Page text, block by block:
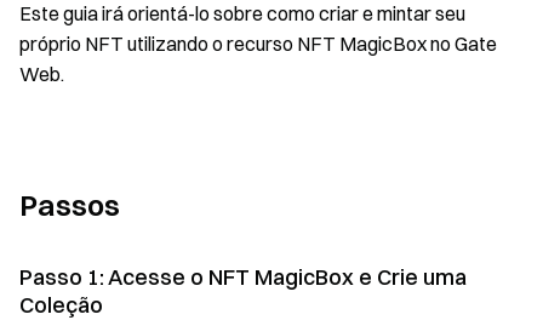
Este guia irá orientá-lo sobre como criar e mintar seu
próprio NFT utilizando o recurso NFT MagicBox no Gate
Web.
Passos
Passo 1: Acesse o NFT MagicBox e Crie uma
Coleção